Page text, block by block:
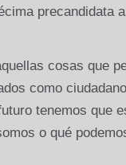
precandidata
cosas que
como
tenemos que
o qué